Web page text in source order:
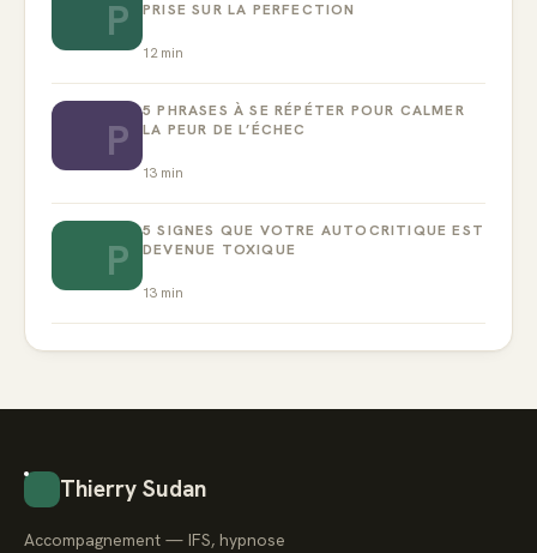
P
PRISE SUR LA PERFECTION
12 min
P
5 PHRASES À SE RÉPÉTER POUR CALMER
LA PEUR DE L’ÉCHEC
13 min
P
5 SIGNES QUE VOTRE AUTOCRITIQUE EST
DEVENUE TOXIQUE
13 min
Thierry Sudan
Accompagnement — IFS, hypnose